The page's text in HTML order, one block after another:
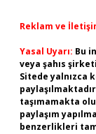
Reklam ve
Yasal Uyarı: Bu
veya şahıs
Sitede yalnızca
taşımamakta
paylaşım
benzerlikleri